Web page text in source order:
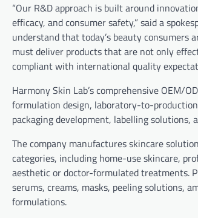
“Our R&D approach is built around
efficacy, and consumer safety,” said a
understand that today’s beauty consumers
must deliver products that are not only
compliant with international quality
Harmony Skin Lab’s comprehensive OEM/
formulation design, laboratory-to-
packaging development, labelling
The company manufactures skincare
categories, including home-use skincare,
aesthetic or doctor-formulated treatments.
serums, creams, masks, peeling solutions,
formulations.